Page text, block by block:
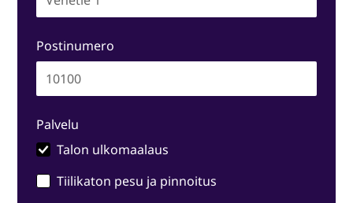
Postinumero
Palvelu
Talon ulkomaalaus
Tiilikaton pesu ja pinnoitus